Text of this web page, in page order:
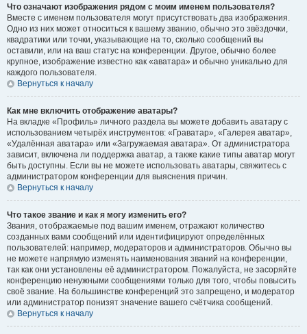
Что означают изображения рядом с моим именем пользователя?
Вместе с именем пользователя могут присутствовать два изображения.
Одно из них может относиться к вашему званию, обычно это звёздочки,
квадратики или точки, указывающие на то, сколько сообщений вы
оставили, или на ваш статус на конференции. Другое, обычно более
крупное, изображение известно как «аватара» и обычно уникально для
каждого пользователя.
Вернуться к началу
Как мне включить отображение аватары?
На вкладке «Профиль» личного раздела вы можете добавить аватару с
использованием четырёх инструментов: «Граватар», «Галерея аватар»,
«Удалённая аватара» или «Загружаемая аватара». От администратора
зависит, включена ли поддержка аватар, а также какие типы аватар могут
быть доступны. Если вы не можете использовать аватары, свяжитесь с
администратором конференции для выяснения причин.
Вернуться к началу
Что такое звание и как я могу изменить его?
Звания, отображаемые под вашим именем, отражают количество
созданных вами сообщений или идентифицируют определённых
пользователей: например, модераторов и администраторов. Обычно вы
не можете напрямую изменять наименования званий на конференции,
так как они установлены её администратором. Пожалуйста, не засоряйте
конференцию ненужными сообщениями только для того, чтобы повысить
своё звание. На большинстве конференций это запрещено, и модератор
или администратор понизят значение вашего счётчика сообщений.
Вернуться к началу